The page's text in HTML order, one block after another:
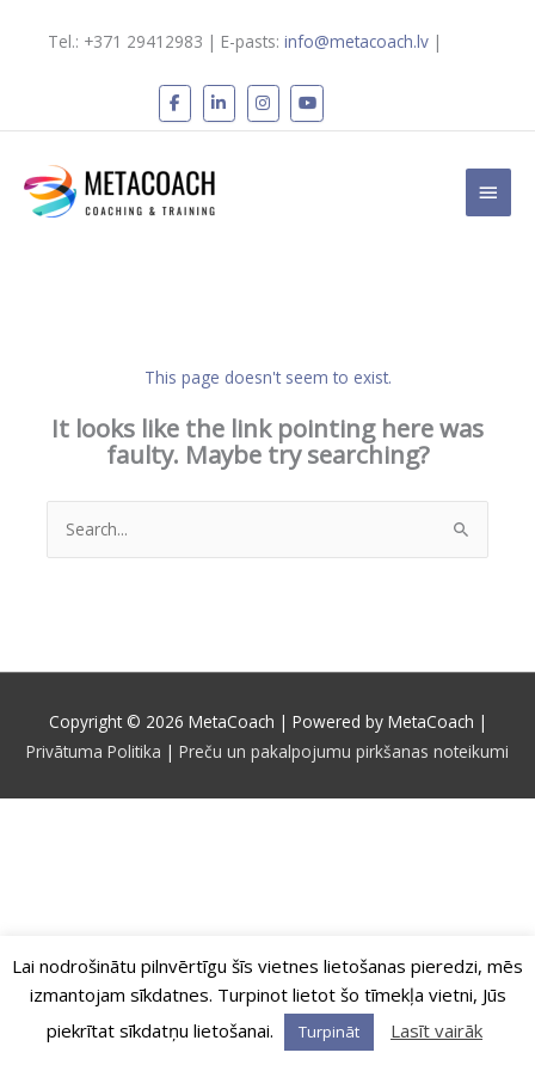
Tel.: +371 29412983 | E-pasts: info@metacoach.lv|
Main
This page doesn't seem to exist.
It looks like the link pointing here was
faulty. Maybe try searching?
Search
for:
Copyright © 2026 MetaCoach | Powered by MetaCoach |
Privātuma Politika | Preču un pakalpojumu pirkšanas noteikumi
Lai nodrošinātu pilnvērtīgu šīs vietnes lietošanas pieredzi, mēs
izmantojam sīkdatnes. Turpinot lietot šo tīmekļa vietni, Jūs
piekrītat sīkdatņu lietošanai.
Turpināt Lasīt vairāk